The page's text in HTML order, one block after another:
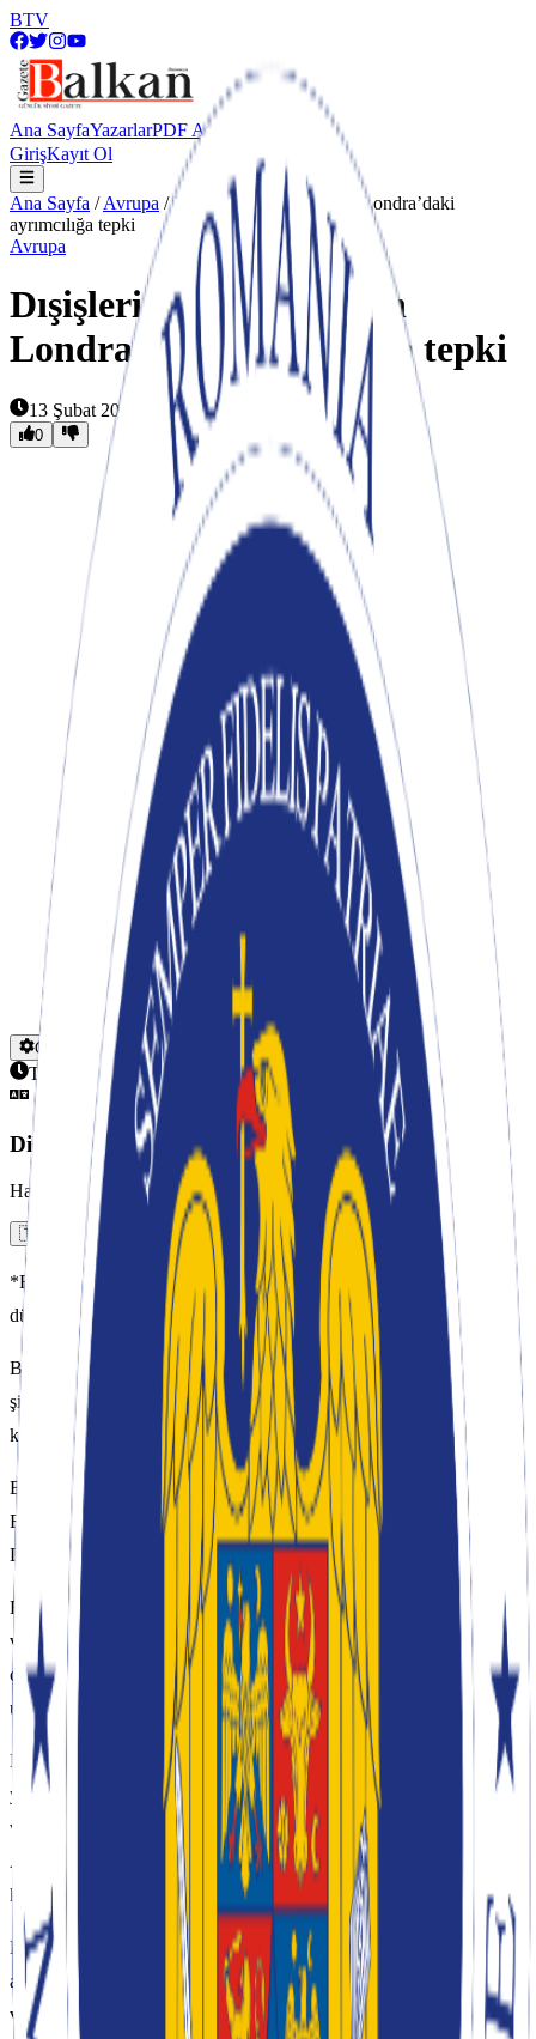
BTV
Ana SayfaYazarlarPDF Arşiv
GirişKayıt Ol
Ana Sayfa /Avrupa /Dışişleri Bakanlığı’ndan Londra’daki
ayrımcılığa tepki
Avrupa
Dışişleri Bakanlığı’ndan
Londra’daki ayrımcılığa tepki
13 Şubat 2020 00:20
0
Okuma Ayarları
Tahmini okuma süresi: dakika
Dil Seçin
Haberi Rumence okuyun
🇹🇷 Türkçe 🇷🇴 Română
*Romanya Dışişleri Bakanlığı, Birleşik Krallığın her türlü yabancı
düşmanlığını önlemesini ve yaptırım uygulanmasını istedi
BÜKREŞ (Gazete Balkan)- Londra’da faaliyet gösteren iki Rumen
şirketinin aldığı isimsiz mektuplarla yabancı düşmanlığına maruz
kalması, Romanya Dışişleri Bakanlığı’nı hakrekete geçirdi.
Bakan Bogdan Aurescu’nun emri ile harekete geçen Bakanlık,
Romanya’nın Londra Büyükelçiliği aracılığı ile olayı İngiltere
Dışişleri Bakanlığı ve Londra polisine bildirdi.
Bildirimlerde Romanya, Birleşik Krallık'ta bulunan Rumen
vatandaşlarına karşı her türlü yabancı düşmanlığının ortaya
çıkmasının önlenmesini ve orataya çıkanlara karşı da yaptırım
uygulanmasını istedi.
Bakanlıktan yapılan açıklamada, “Avrupa Birliği'nin ayrımcılık
yasağı ve Avrupa vatandaşlarının haklarının korunması ilkesine
verdiği önem göz önüne alındığında, dava Birleşik Krallık'taki
Avrupa Komisyonu Temsilciliğinin de dikkatine sunuldu.” ifadeleri
kullanıldı.
Dışişleri Bakanlığı, açıklamasında her türlü yabancı düşmanlığı ve
ayrımcı tezahürü şiddetle kınadığını bildirerek, bu gibi durumlarda
veya bu tür durumların farkında olan Rumen vatandaşlarının hem